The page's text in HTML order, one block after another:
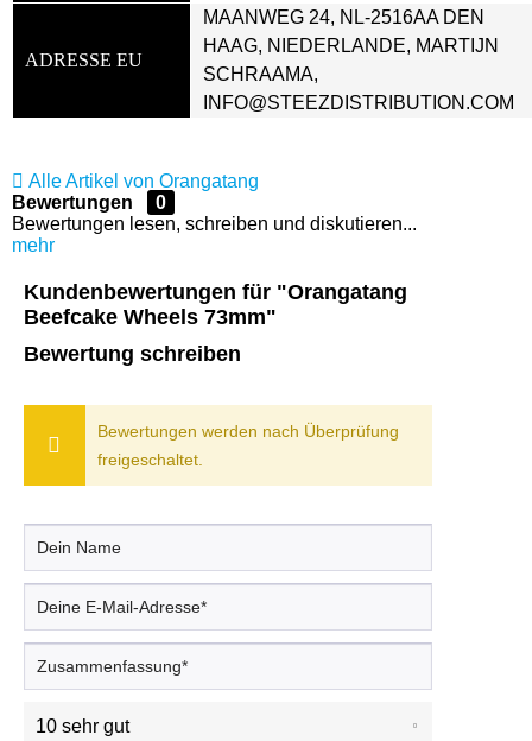
ADRESSE EU
MAANWEG 24, NL-2516AA DEN
HAAG, NIEDERLANDE, MARTIJN
SCHRAAMA,
INFO@STEEZDISTRIBUTION.COM
Alle Artikel von Orangatang
Bewertungen
0
Bewertungen lesen, schreiben und diskutieren...
mehr
Kundenbewertungen für "Orangatang
Beefcake Wheels 73mm"
Bewertung schreiben
Bewertungen werden nach Überprüfung
freigeschaltet.